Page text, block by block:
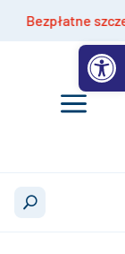
Bezpłatne